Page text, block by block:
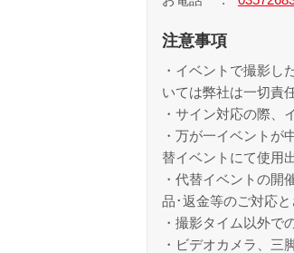
注意事項
・イベントで撮影し
いては弊社は一切責
・サイン対応の際、
・万が一イベントが
替イベントにて使用
・代替イベントの
品･返金等のご対応
・撮影タイム以外で
・ビデオカメラ、三